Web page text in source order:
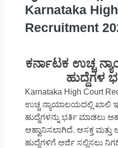
Karnataka
Recruitment
ಕರ್ನಾಟಕ ಉಚ್ಚ
ಹುದ್ದೆಗಳ
Karnataka High Court
ಉಚ್ಚ ನ್ಯಾಯಾಲಯದಲ್ಲಿ ಖಾಲಿ
ಹುದ್ದೆಗಳನ್ನು ಭರ್ತಿ ಮಾಡಲು
ಆಹ್ವಾನಿಸಲಾಗಿದೆ. ಆಸಕ್ತ
ಹುದ್ದೆಗಳಿಗೆ ಅರ್ಜಿ ಸಲ್ಲಿಸಲು